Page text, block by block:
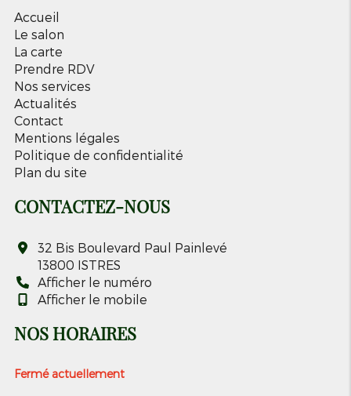
Accueil
Le salon
La carte
Prendre RDV
Nos services
Actualités
Contact
Mentions légales
Politique de confidentialité
Plan du site
CONTACTEZ-NOUS
32 Bis Boulevard Paul Painlevé
13800 ISTRES
Afficher le numéro
Afficher le mobile
NOS HORAIRES
Fermé actuellement